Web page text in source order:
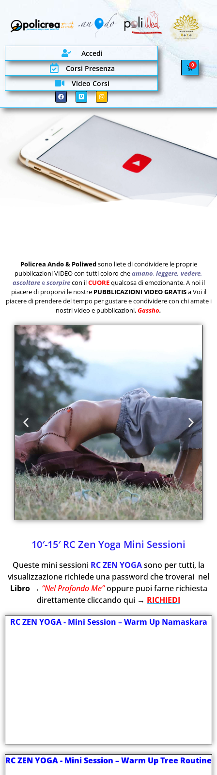
0
Accedi
Corsi Presenza
Video Corsi
Policrea Ando & Poliwedsono liete di condividere le proprie
pubblicazioni VIDEO con tutti coloro cheamano,leggere, vedere,
ascoltareescorpirecon ilCUOREqualcosa di emozionante. A noi il
piacere di proporvi le nostrePUBBLICAZIONI VIDEO GRATISa Voi il
piacere di prendere del tempo per gustare e condividere con chi amate i
nostri video e pubblicazioni,Gassho.
Mini Sessioni RC
ZEN YOGA
Queste mini sessioni RC ZEN YOGA
sono per tutti, per iniziare a
prendere confidenza con il Metodo
ideato da RC che segue il ritmo delle
10′-15′ RC Zen Yoga Mini Sessioni
Queste mini sessioni RC ZEN YOGAsono per tutti, la
visualizzazione richiede una password che troverai nel
Libro → “Nel Profondo Me”oppure puoi farne richiesta
direttamente cliccando qui → RICHIEDI
RC ZEN YOGA - Mini Session – Warm Up Namaskara
RC ZEN YOGA - Mini Session – Warm Up Tree Routine